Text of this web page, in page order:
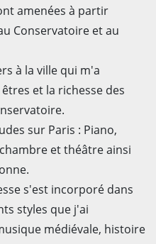
amenées à partir
Conservatoire et au
à la ville qui m'a
et la richesse des
sur Paris : Piano,
et théâtre ainsi
s'est incorporé dans
styles que j'ai
médiévale, histoire